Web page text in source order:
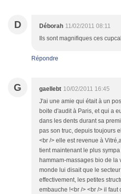
D Déborah 11/02/2011 08:11
Ils sont magnifiques ces
Répondre
G gaellebt 10/02/2011 16:45
J'ai une amie qui était à un
boite d'audit à Paris, et qui a
dans les dents durant sa
pas son truc, depuis toujours
<br /> elle est revenue à
tient maintenant le plus
hammam-massages bio de la
monde lui disait que le
effectivement, les petites
embauche !<br /> <br /> il